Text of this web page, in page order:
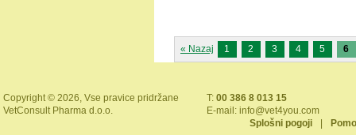
« Nazaj 1 2 3 4 5 6
Copyright © 2026, Vse pravice pridržane
VetConsult Pharma d.o.o.
T: 00 386 8 013 15
E-mail: info@vet4you.com
Splošni pogoji